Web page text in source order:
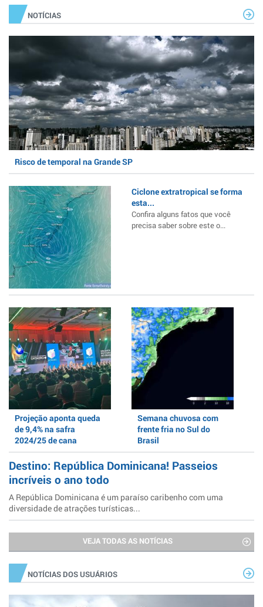
NOTÍCIAS
Risco de temporal na Grande SP
Ciclone extratropical se forma
esta...
Confira alguns fatos que você
precisa saber sobre este o...
Projeção aponta queda
de 9,4% na safra
2024/25 de cana
Semana chuvosa com
frente fria no Sul do
Brasil
Destino: República Dominicana! Passeios
incríveis o ano todo
A República Dominicana é um paraíso caribenho com uma
diversidade de atrações turísticas...
VEJA TODAS AS NOTÍCIAS
NOTÍCIAS DOS USUÁRIOS